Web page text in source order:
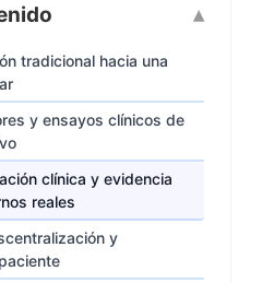
tradicional hacia una
y ensayos clínicos de
clínica y evidencia
reales
y